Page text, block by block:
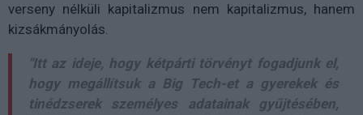
verseny nélküli kapitalizmus nem kapitalizmus, hanem
kizsákmányolás.
"Itt az ideje, hogy kétpárti törvényt fogadjunk el,
hogy megállítsuk a Big Tech-et a gyerekek és
tinédzserek személyes adatainak gyűjtésében,